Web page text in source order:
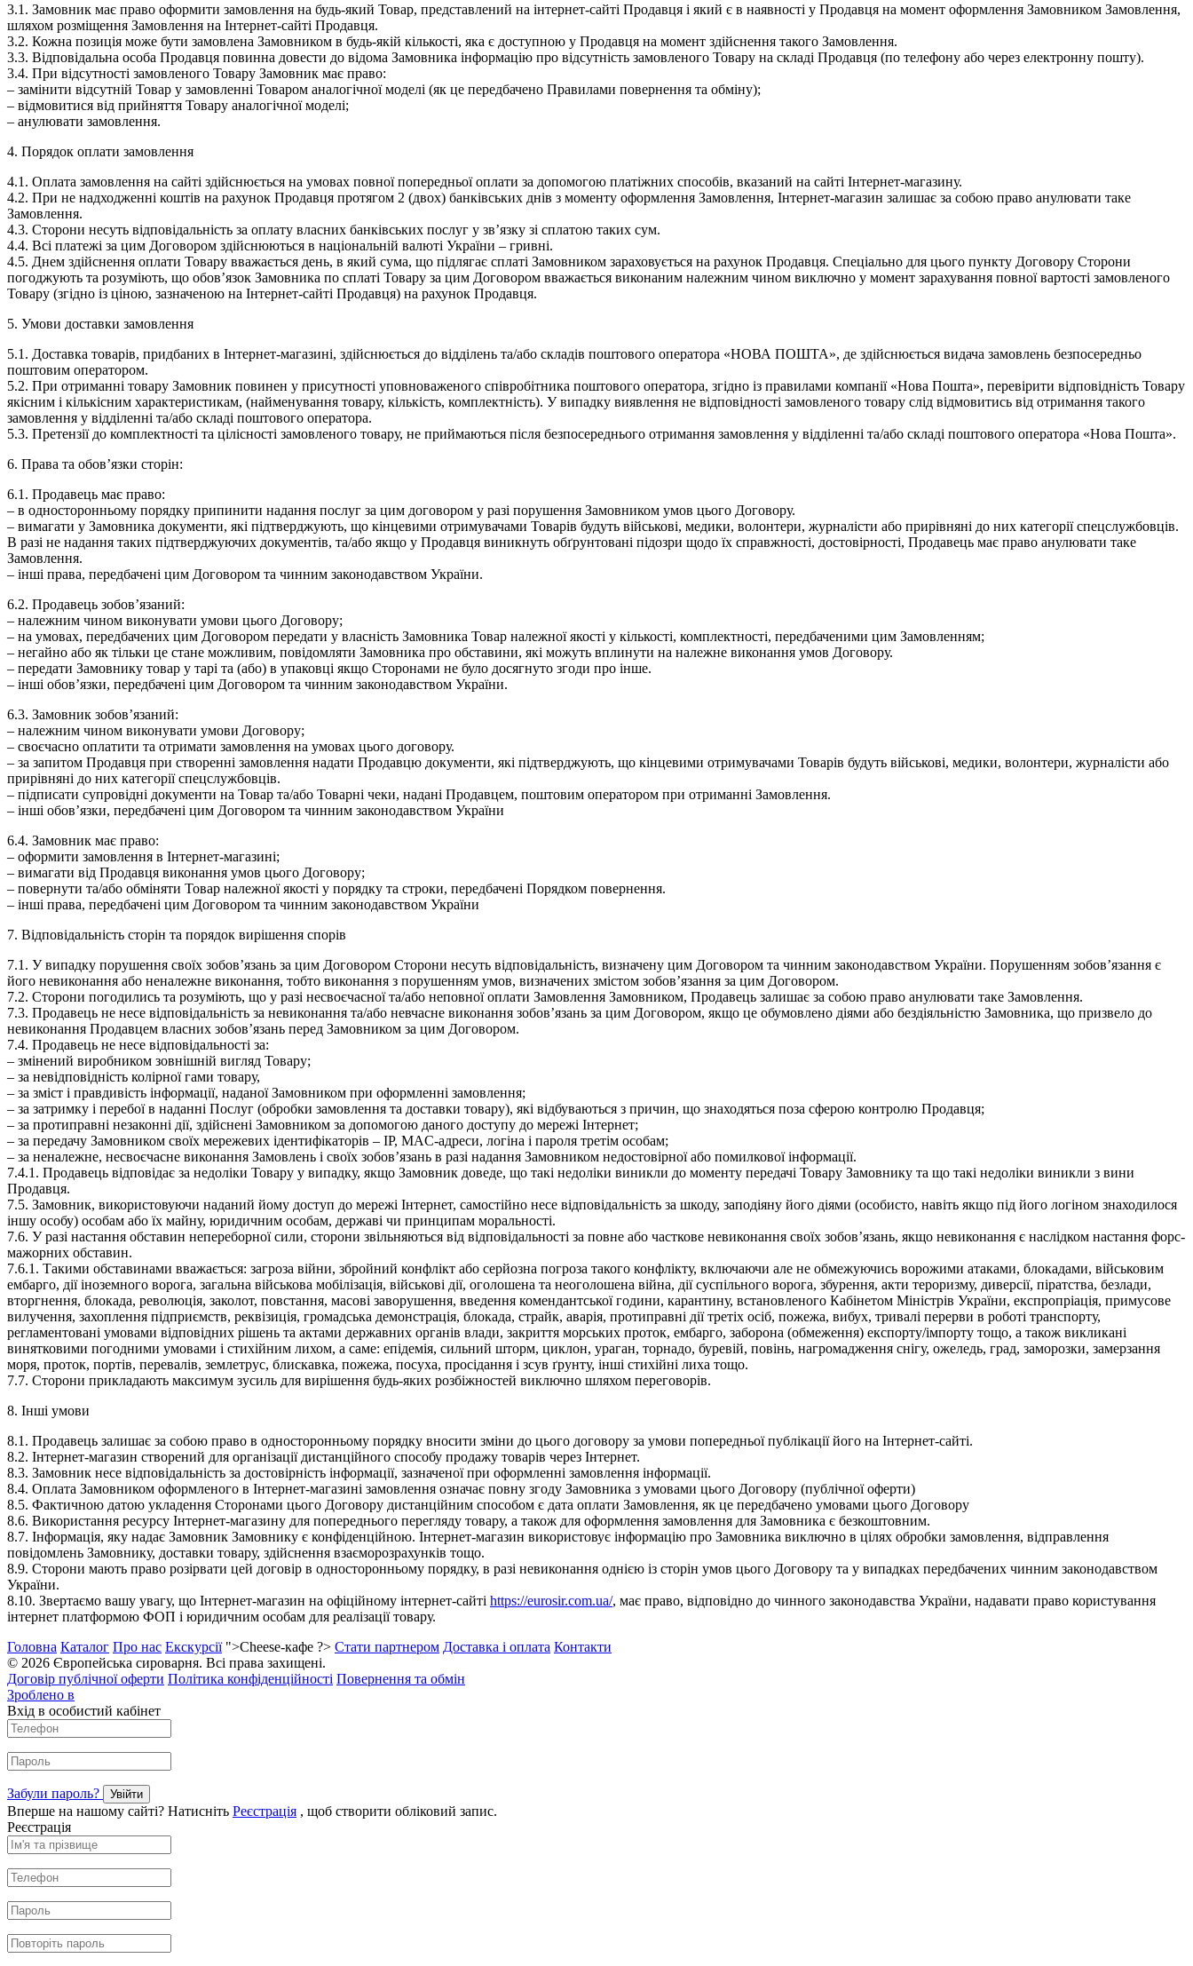
3.1. Замовник має право оформити замовлення на будь-який Товар, представлений на інтернет-сайті Продавця і який є в наявності у Продавця на момент оформлення Замовником Замовлення,
шляхом розміщення Замовлення на Інтернет-сайті Продавця.
3.2. Кожна позиція може бути замовлена Замовником в будь-якій кількості, яка є доступною у Продавця на момент здійснення такого Замовлення.
3.3. Відповідальна особа Продавця повинна довести до відома Замовника інформацію про відсутність замовленого Товару на складі Продавця (по телефону або через електронну пошту).
3.4. При відсутності замовленого Товару Замовник має право:
– замінити відсутній Товар у замовленні Товаром аналогічної моделі (як це передбачено Правилами повернення та обміну);
– відмовитися від прийняття Товару аналогічної моделі;
– анулювати замовлення.
4. Порядок оплати замовлення
4.1. Оплата замовлення на сайті здійснюється на умовах повної попередньої оплати за допомогою платіжних способів, вказаний на сайті Інтернет-магазину.
4.2. При не надходженні коштів на рахунок Продавця протягом 2 (двох) банківських днів з моменту оформлення Замовлення, Інтернет-магазин залишає за собою право анулювати таке
Замовлення.
4.3. Сторони несуть відповідальність за оплату власних банківських послуг у зв’язку зі сплатою таких сум.
4.4. Всі платежі за цим Договором здійснюються в національній валюті України – гривні.
4.5. Днем здійснення оплати Товару вважається день, в який сума, що підлягає сплаті Замовником зараховується на рахунок Продавця. Спеціально для цього пункту Договору Сторони
погоджують та розуміють, що обов’язок Замовника по сплаті Товару за цим Договором вважається виконаним належним чином виключно у момент зарахування повної вартості замовленого
Товару (згідно із ціною, зазначеною на Інтернет-сайті Продавця) на рахунок Продавця.
5. Умови доставки замовлення
5.1. Доставка товарів, придбаних в Інтернет-магазині, здійснюється до відділень та/або складів поштового оператора «НОВА ПОШТА», де здійснюється видача замовлень безпосередньо
поштовим оператором.
5.2. При отриманні товару Замовник повинен у присутності уповноваженого співробітника поштового оператора, згідно із правилами компанії «Нова Пошта», перевірити відповідність Товару
якісним і кількісним характеристикам, (найменування товару, кількість, комплектність). У випадку виявлення не відповідності замовленого товару слід відмовитись від отримання такого
замовлення у відділенні та/або складі поштового оператора.
5.3. Претензії до комплектності та цілісності замовленого товару, не приймаються після безпосереднього отримання замовлення у відділенні та/або складі поштового оператора «Нова Пошта».
6. Права та обов’язки сторін:
6.1. Продавець має право:
– в односторонньому порядку припинити надання послуг за цим договором у разі порушення Замовником умов цього Договору.
– вимагати у Замовника документи, які підтверджують, що кінцевими отримувачами Товарів будуть військові, медики, волонтери, журналісти або прирівняні до них категорії спецслужбовців.
В разі не надання таких підтверджуючих документів, та/або якщо у Продавця виникнуть обґрунтовані підозри щодо їх справжності, достовірності, Продавець має право анулювати таке
Замовлення.
– інші права, передбачені цим Договором та чинним законодавством України.
6.2. Продавець зобов’язаний:
– належним чином виконувати умови цього Договору;
– на умовах, передбачених цим Договором передати у власність Замовника Товар належної якості у кількості, комплектності, передбаченими цим Замовленням;
– негайно або як тільки це стане можливим, повідомляти Замовника про обставини, які можуть вплинути на належне виконання умов Договору.
– передати Замовнику товар у тарі та (або) в упаковці якщо Сторонами не було досягнуто згоди про інше.
– інші обов’язки, передбачені цим Договором та чинним законодавством України.
6.3. Замовник зобов’язаний:
– належним чином виконувати умови Договору;
– своєчасно оплатити та отримати замовлення на умовах цього договору.
– за запитом Продавця при створенні замовлення надати Продавцю документи, які підтверджують, що кінцевими отримувачами Товарів будуть військові, медики, волонтери, журналісти або
прирівняні до них категорії спецслужбовців.
– підписати супровідні документи на Товар та/або Товарні чеки, надані Продавцем, поштовим оператором при отриманні Замовлення.
– інші обов’язки, передбачені цим Договором та чинним законодавством України
6.4. Замовник має право:
– оформити замовлення в Інтернет-магазині;
– вимагати від Продавця виконання умов цього Договору;
– повернути та/або обміняти Товар належної якості у порядку та строки, передбачені Порядком повернення.
– інші права, передбачені цим Договором та чинним законодавством України
7. Відповідальність сторін та порядок вирішення спорів
7.1. У випадку порушення своїх зобов’язань за цим Договором Сторони несуть відповідальність, визначену цим Договором та чинним законодавством України. Порушенням зобов’язання є
його невиконання або неналежне виконання, тобто виконання з порушенням умов, визначених змістом зобов’язання за цим Договором.
7.2. Сторони погодились та розуміють, що у разі несвоєчасної та/або неповної оплати Замовлення Замовником, Продавець залишає за собою право анулювати таке Замовлення.
7.3. Продавець не несе відповідальність за невиконання та/або невчасне виконання зобов’язань за цим Договором, якщо це обумовлено діями або бездіяльністю Замовника, що призвело до
невиконання Продавцем власних зобов’язань перед Замовником за цим Договором.
7.4. Продавець не несе відповідальності за:
– змінений виробником зовнішній вигляд Товару;
– за невідповідність колірної гами товару,
– за зміст і правдивість інформації, наданої Замовником при оформленні замовлення;
– за затримку і перебої в наданні Послуг (обробки замовлення та доставки товару), які відбуваються з причин, що знаходяться поза сферою контролю Продавця;
– за протиправні незаконні дії, здійснені Замовником за допомогою даного доступу до мережі Інтернет;
– за передачу Замовником своїх мережевих ідентифікаторів – IP, MAC-адреси, логіна і пароля третім особам;
– за неналежне, несвоєчасне виконання Замовлень і своїх зобов’язань в разі надання Замовником недостовірної або помилкової інформації.
7.4.1. Продавець відповідає за недоліки Товару у випадку, якщо Замовник доведе, що такі недоліки виникли до моменту передачі Товару Замовнику та що такі недоліки виникли з вини
Продавця.
7.5. Замовник, використовуючи наданий йому доступ до мережі Інтернет, самостійно несе відповідальність за шкоду, заподіяну його діями (особисто, навіть якщо під його логіном знаходилося
іншу особу) особам або їх майну, юридичним особам, державі чи принципам моральності.
7.6. У разі настання обставин непереборної сили, сторони звільняються від відповідальності за повне або часткове невиконання своїх зобов’язань, якщо невиконання є наслідком настання форс-
мажорних обставин.
7.6.1. Такими обставинами вважається: загроза війни, збройний конфлікт або серйозна погроза такого конфлікту, включаючи але не обмежуючись ворожими атаками, блокадами, військовим
ембарго, дії іноземного ворога, загальна військова мобілізація, військові дії, оголошена та неоголошена війна, дії суспільного ворога, збурення, акти тероризму, диверсії, піратства, безлади,
вторгнення, блокада, революція, заколот, повстання, масові заворушення, введення комендантської години, карантину, встановленого Кабінетом Міністрів України, експропріація, примусове
вилучення, захоплення підприємств, реквізиція, громадська демонстрація, блокада, страйк, аварія, протиправні дії третіх осіб, пожежа, вибух, тривалі перерви в роботі транспорту,
регламентовані умовами відповідних рішень та актами державних органів влади, закриття морських проток, ембарго, заборона (обмеження) експорту/імпорту тощо, а також викликані
винятковими погодними умовами і стихійним лихом, а саме: епідемія, сильний шторм, циклон, ураган, торнадо, буревій, повінь, нагромадження снігу, ожеледь, град, заморозки, замерзання
моря, проток, портів, перевалів, землетрус, блискавка, пожежа, посуха, просідання і зсув ґрунту, інші стихійні лиха тощо.
7.7. Сторони прикладають максимум зусиль для вирішення будь-яких розбіжностей виключно шляхом переговорів.
8. Інші умови
8.1. Продавець залишає за собою право в односторонньому порядку вносити зміни до цього договору за умови попередньої публікації його на Інтернет-сайті.
8.2. Інтернет-магазин створений для організації дистанційного способу продажу товарів через Інтернет.
8.3. Замовник несе відповідальність за достовірність інформації, зазначеної при оформленні замовлення інформації.
8.4. Оплата Замовником оформленого в Інтернет-магазині замовлення означає повну згоду Замовника з умовами цього Договору (публічної оферти)
8.5. Фактичною датою укладення Сторонами цього Договору дистанційним способом є дата оплати Замовлення, як це передбачено умовами цього Договору
8.6. Використання ресурсу Інтернет-магазину для попереднього перегляду товару, а також для оформлення замовлення для Замовника є безкоштовним.
8.7. Інформація, яку надає Замовник Замовнику є конфіденційною. Інтернет-магазин використовує інформацію про Замовника виключно в цілях обробки замовлення, відправлення
повідомлень Замовнику, доставки товару, здійснення взаєморозрахунків тощо.
8.9. Сторони мають право розірвати цей договір в односторонньому порядку, в разі невиконання однією із сторін умов цього Договору та у випадках передбачених чинним законодавством
України.
8.10. Звертаємо вашу увагу, що Інтернет-магазин на офіційному інтернет-сайті https://eurosir.com.ua/, має право, відповідно до чинного законодавства України, надавати право користування
інтернет платформою ФОП і юридичним особам для реалізації товару.
Головна Каталог Про нас Екскурсії">Cheese-кафе ?> Стати партнером Доставка і оплата Контакти
© 2026 Європейська сироварня. Всі права захищені.
Договір публічної оферти Політика конфіденційності Повернення та обмін
Зроблено в
Вхід в особистий кабінет
Забули пароль? Увійти
Вперше на нашому сайті? Натисніть Реєстрація , щоб створити обліковий запис.
Реєстрація